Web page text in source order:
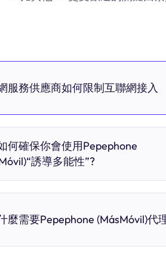
服務供應商如何限制互聯網接入
何確保你會使用Pepephone
誘導多能性”?
麼需要Pepephone (MásMóvil)代